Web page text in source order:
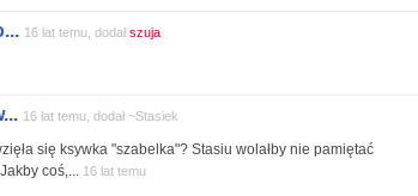
16 lat temu, dodał szuja
16 lat temu, dodał ~Stasiek
się ksywka "szabelka"? Stasiu wolałby nie pamiętać
coś,... 16 lat temu